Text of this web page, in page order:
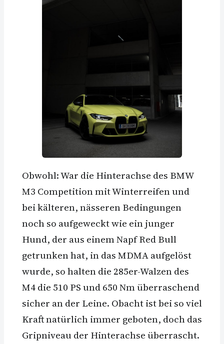
Obwohl: War die Hinterachse des BMW
M3 Competition mit Winterreifen und
bei kälteren, nässeren Bedingungen
noch so aufgeweckt wie ein junger
Hund, der aus einem Napf Red Bull
getrunken hat, in das MDMA aufgelöst
wurde, so halten die 285er-Walzen des
M4 die 510 PS und 650 Nm überraschend
sicher an der Leine. Obacht ist bei so viel
Kraft natürlich immer geboten, doch das
Gripniveau der Hinterachse überrascht.